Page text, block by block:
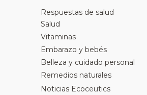
Respuestas de salud
Salud
Vitaminas
Embarazo y bebés
Belleza y cuidado personal
Remedios naturales
Noticias Ecoceutics